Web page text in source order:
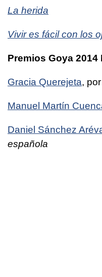
La herida
Vivir es fácil con los
Premios Goya
Gracia Querejeta, por
Manuel Martín
Daniel Sánchez
española